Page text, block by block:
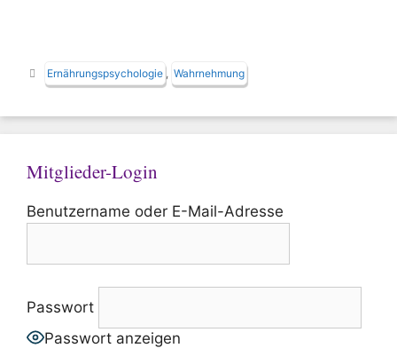
Schlagwörter
Ernährungspsychologie Wahrnehmung
Mitglieder-Login
Benutzername oder E-Mail-Adresse
Passwort
Passwort anzeigen